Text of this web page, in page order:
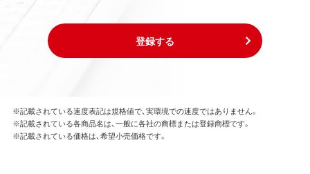
登録する
※記載されている速度表記は規格値で、実環境での速度ではありません。
※記載されている各商品名は、一般に各社の商標または登録商標です。
※記載されている価格は、希望小売価格です。